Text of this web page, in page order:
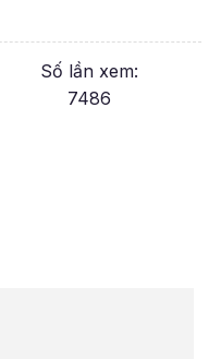
Số lần xem:
7486